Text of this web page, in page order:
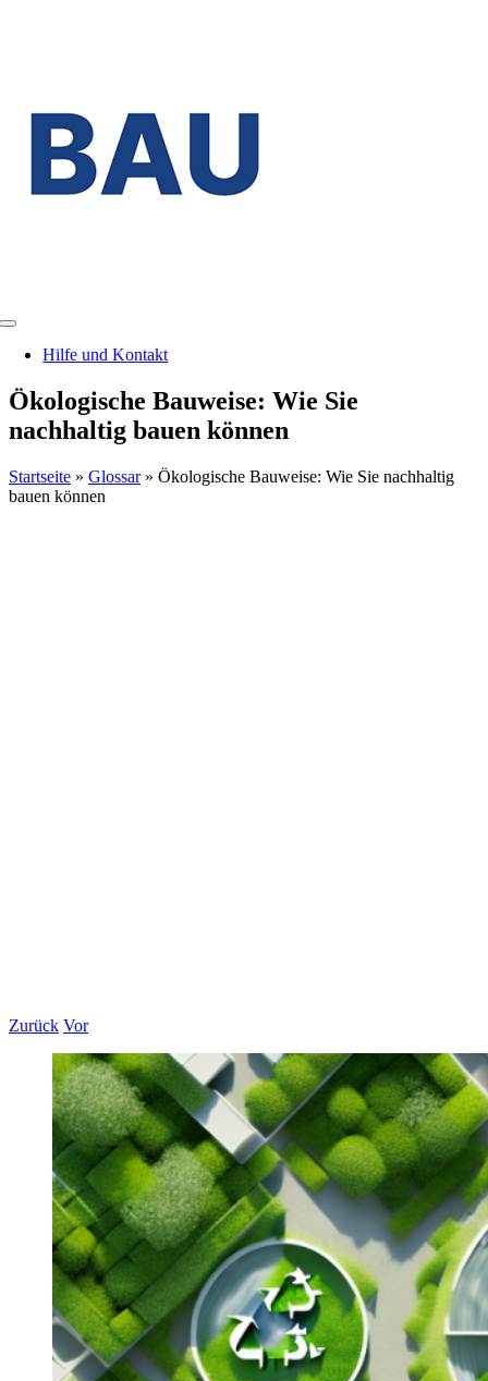
Toggle
NavigationHilfe und Kontakt
Ökologische Bauweise: Wie Sie
nachhaltig bauen können
Startseite » Glossar» Ökologische Bauweise: Wie Sie nachhaltig
bauen können
Zurück Vor
Zeige
grösseres
Bild